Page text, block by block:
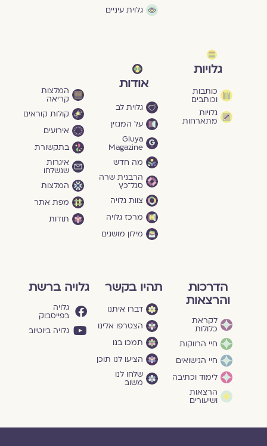
גלוית עיניים
גלויות
כותבות
וכותבים
גלויות
מתארחות
אודות
גלוית לב
על המגזין
Gluya
Magazine
מה חדש
הרבנית שרה
סגל־כץ
צוות גלויה
מרכז גלויה
מילון מושגים
המלצות
קריאה
קולות קוראים
אירועים
בתקשורת
איגרות
שנשלחו
המלצות
מפת אתר
תודות
הדרכות
והרצאות
לקראת
כלולות
חיי הרווקות
חיי הנישואים
לימוד וכתיבה
הרצאות
ושיעורים
תהיו בקשר
דברו איתנו
הצטרפו אלינו
תמכו בנו
הציעו לנו תוכן
שלחו לנו
משוב
גלויה ברשת
גלויה
בפייסבוק
גלויה ביוטיוב